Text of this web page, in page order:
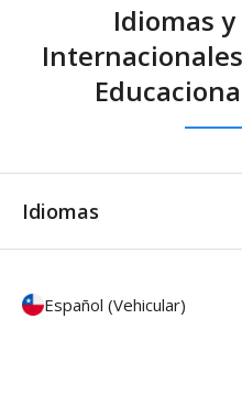
Idiomas
Idiomas
Español (Vehicular)